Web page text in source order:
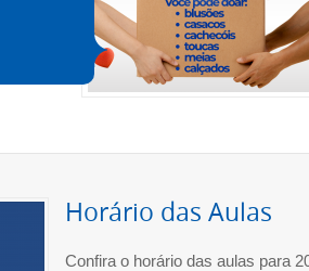
Horário das Aulas
Confira o horário das aulas para